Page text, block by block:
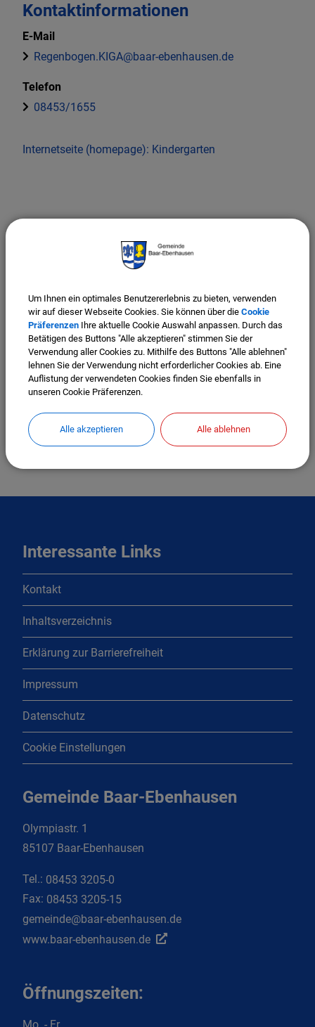
Internetseite (homepage): Kindergarten
Kontaktinformationen
E-Mail
Regenbogen.KIGA@baar-ebenhausen.de
Telefon
08453/1655
Interessante Links
Kontakt
Inhaltsverzeichnis
Erklärung zur Barrierefreiheit
Impressum
Datenschutz
Cookie Einstellungen
Gemeinde Baar-Ebenhausen
Olympiastr. 1
85107 Baar-Ebenhausen
Tel.: 08453 3205-0
Fax: 08453 3205-15
gemeinde@baar-ebenhausen.de
www.baar-ebenhausen.de
Öffnungszeiten:
Um Ihnen ein optimales Benutzererlebnis zu bieten, verwenden
wir auf dieser Webseite Cookies. Sie können über die Cookie
Präferenzen Ihre aktuelle Cookie Auswahl anpassen. Durch das
Betätigen des Buttons "Alle akzeptieren" stimmen Sie der
Verwendung aller Cookies zu. Mithilfe des Buttons "Alle ablehnen"
lehnen Sie der Verwendung nicht erforderlicher Cookies ab. Eine
Auflistung der verwendeten Cookies finden Sie ebenfalls in
unseren Cookie Präferenzen.
Alle akzeptieren Alle ablehnen